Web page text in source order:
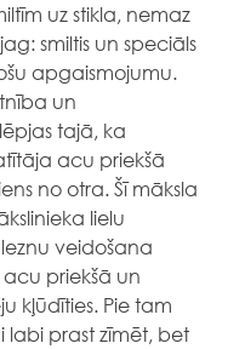
uz stikla, nemaz
smiltis un speciāls
apgaismojumu.
un
tajā, ka
acu priekšā
no otra. Šī māksla
lielu
veidošana
priekšā un
kļūdīties. Pie tam
labi prast zīmēt, bet